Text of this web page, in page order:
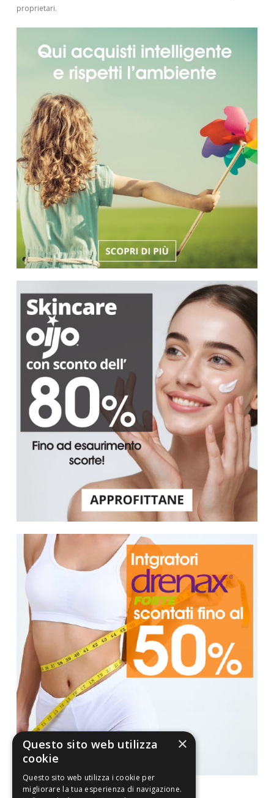
proprietari.
×
Questo sito web utilizza
cookie
Questo sito web utilizza i cookie per
migliorare la tua esperienza di navigazione.